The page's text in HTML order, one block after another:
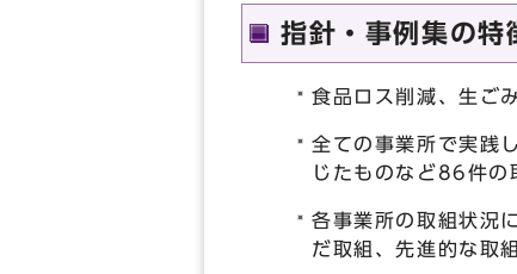
指針・事例集の特
食品ロス削減、生ご
全ての事業所で実践
じたものなど86件
各事業所の取組状況
だ取組、先進的な取